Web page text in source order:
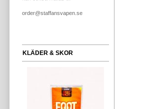
order@staffansvapen.se
KLÄDER & SKOR